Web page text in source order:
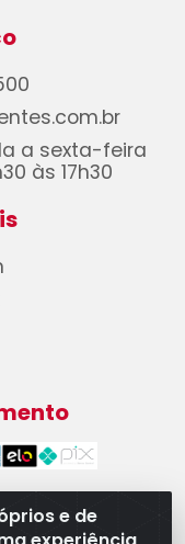
e de
a sexta-feira
às 17h30